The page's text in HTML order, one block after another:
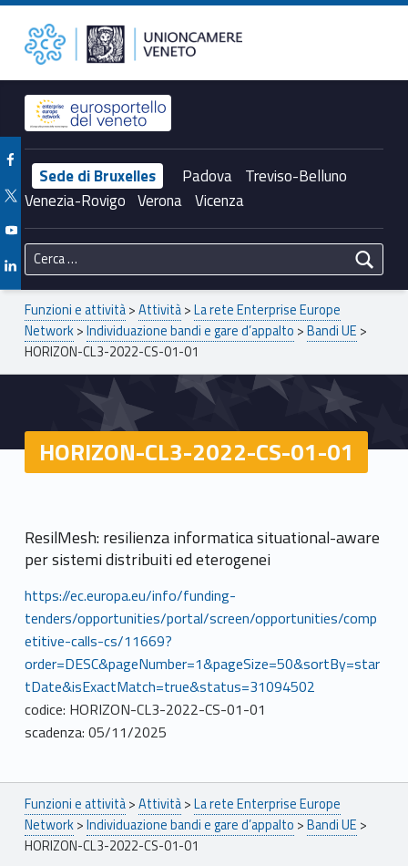
HORIZON-CL3-2022-CS-01-01 – Unioncamere del Veneto Unioncamere del Veneto
Header info sidebar
Sede di Bruxelles Padova Treviso-Belluno
Venezia-Rovigo Verona Vicenza
Facebook Unioncamere Veneto
Twitter Unioncamere Veneto
Youtube Unioncamere Veneto
Linkedin Unioncamere Veneto
Ricerca per:
Breadcrumbs navigation
Funzioni e attività>Attività>La rete Enterprise Europe
Network>Individuazione bandi e gare d’appalto >Bandi UE >
HORIZON-CL3-2022-CS-01-01
HORIZON-CL3-2022-CS-01-01
ResilMesh: resilienza informatica situational-aware
per sistemi distribuiti ed eterogenei
https://ec.europa.eu/info/funding-
tenders/opportunities/portal/screen/opportunities/comp
etitive-calls-cs/11669?
order=DESC&pageNumber=1&pageSize=50&sortBy=star
tDate&isExactMatch=true&status=31094502
codice: HORIZON-CL3-2022-CS-01-01
scadenza: 05/11/2025
Breadcrumbs navigation
Funzioni e attività>Attività>La rete Enterprise Europe
Network>Individuazione bandi e gare d’appalto >Bandi UE >
HORIZON-CL3-2022-CS-01-01